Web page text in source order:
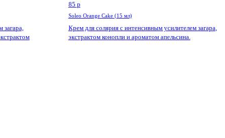
загара,
85 p
Soleo Orange Cake (15 мл)
Крем для солярия с интенсивным усилителем загара,
экстрактом конопли и ароматом апельсина.